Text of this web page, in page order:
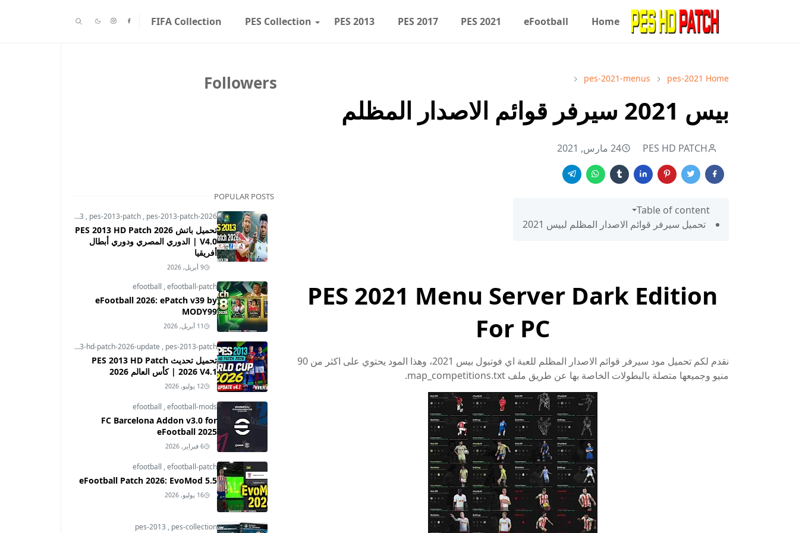
Home
eFootball
PES 2021
PES 2017
PES 2013
PES Collection
FIFA Collection
Home
pes-2021
pes-2021-menus
بيس 2021 سيرفر قوائم الاصدار المظلم
PES HD PATCH 24 مارس, 2021
Table of content
تحميل سيرفر قوائم الاصدار المظلم لبيس 2021
PES 2021 Menu Server Dark Edition
For PC
نقدم لكم تحميل مود سيرفر قوائم الاصدار المظلم للعبة اي فوتبول بيس 2021، وهذا المود يحتوي على اكثر من 90
منيو وجميعها متصلة بالبطولات الخاصة بها عن طريق ملف map_competitions.txt.
Followers
POPULAR POSTS
pes-2013 , pes-2013-patch , pes-2013-patch-2026
تحميل باتش PES 2013 HD Patch 2026
V4.0 | الدوري المصري ودوري أبطال
أفريقيا
9 أبريل, 2026
efootball ,efootball-patch
eFootball 2026: ePatch v39 by
MODY99
11 أبريل, 2026
pes-2013-hd-patch-2026-update , pes-2013-patch
تحميل تحديث PES 2013 HD Patch
2026 V4.1 | كأس العالم 2026
12 يوليو, 2026
efootball ,efootball-mods
FC Barcelona Addon v3.0 for
eFootball 2025
6 فبراير, 2026
efootball ,efootball-patch
eFootball Patch 2026: EvoMod 5.5
16 يوليو, 2026
pes-2013 , pes-collection